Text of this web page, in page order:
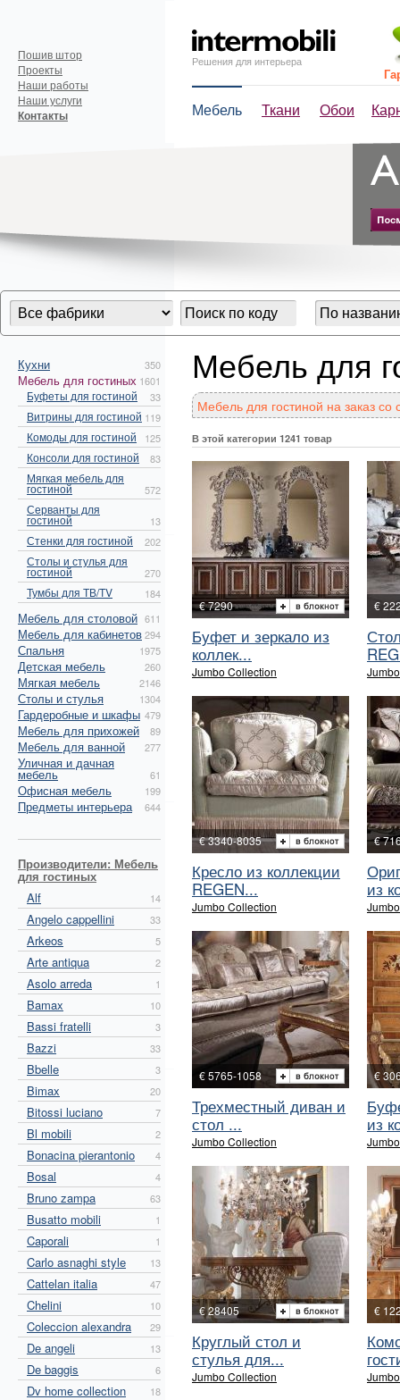
Решения для интерьера
Мебель Ткани Обои
Пошив штор
Проекты
Наши работы
Наши услуги
Контакты
Кухни 350
Мебель для гостиных 1601
Буфеты для гостиной 33
Витрины для гостиной 119
Комоды для гостиной 125
Консоли для гостиной 83
Мягкая мебель для
гостиной 572
Серванты для
гостиной 13
Стенки для гостиной 202
Столы и стулья для
гостиной 270
Тумбы для ТВ/TV 184
Мебель для столовой 611
Мебель для кабинетов294
Спальня 1975
Детская мебель 260
Мягкая мебель 2146
Столы и стулья 1304
Гардеробные и шкафы 479
Мебель для прихожей 89
Мебель для ванной 277
Уличная и дачная
мебель 61
Офисная мебель 199
Предметы интерьера 644
Производители: Мебель
для гостиных
Alf
14
Angelo cappellini 33
Arkeos 5
Arte antiqua 2
Asolo arreda 1
Bamax 10
Bassi fratelli 3
Bazzi 33
Bbelle 3
Bimax 20
Bitossi luciano 7
Bl mobili 2
Bonacina pierantonio 4
Bosal 4
Bruno zampa 63
Busatto mobili 1
Caporali 1
Carlo asnaghi style 13
Cattelan italia 47
Chelini 10
Coleccion alexandra 29
De angeli 13
De baggis 6
Dv home collection 18
Мебель для
Мебель для гостиной на заказ
В этой категории 1241 товар
€ 7290
Буфет и зеркало из
коллек...
Jumbo Collection
€
€ 3340-8035
Кресло из коллекции
REGEN...
Jumbo Collection
€
из
€ 5765-1058
Трехместный диван и
стол ...
Jumbo Collection
€
из
€ 28405
Круглый стол и
стулья для...
Jumbo Collection
€